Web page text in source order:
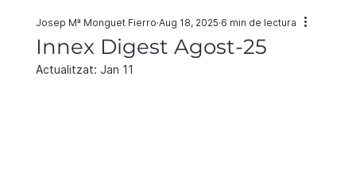
Innex Digest Agost-25
Josep Mª Monguet Fierro Aug 18, 2025 6 min de lectura
Actualitzat: Jan 11